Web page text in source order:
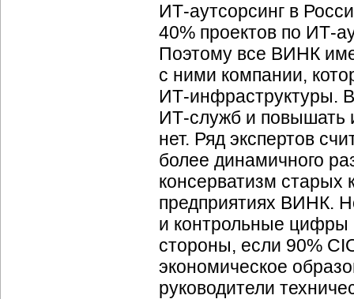
ИТ-аутсорсинг в
40% проектов по ИТ-
Поэтому все ВИНК
с ними компании,
ИТ-инфраструктуры.
ИТ-служб и повышать
нет. Ряд экспертов
более динамичного
консерватизм старых
предприятиях ВИНК.
и контрольные цифры
стороны, если 90%
экономическое
руководители